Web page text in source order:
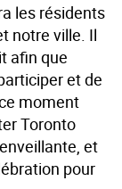
les résidents
notre ville. Il
afin que
et de
moment
Toronto
et
pour